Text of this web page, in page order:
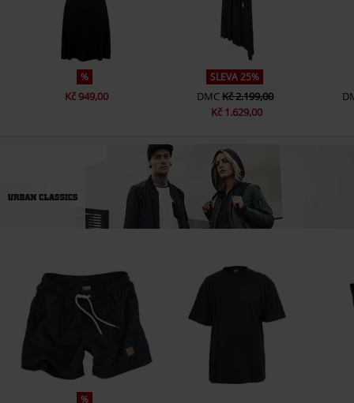
%
Kč 949,00
SLEVA 25%
DMCKč 2.199,00
Kč 1.629,00
%